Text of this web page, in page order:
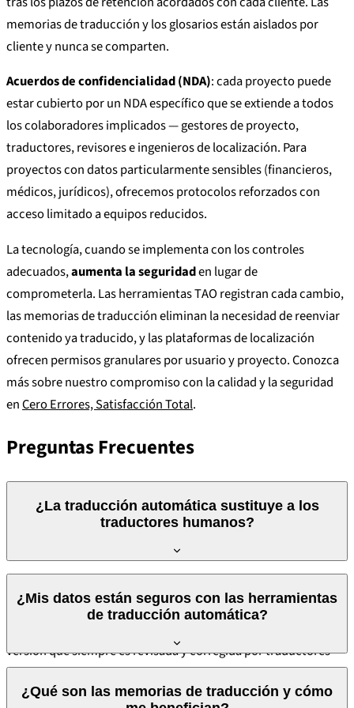
memorias de traducción y los glosarios están aislados por
cliente y nunca se comparten.
Acuerdos de confidencialidad (NDA): cada proyecto puede
estar cubierto por un NDA específico que se extiende a todos
los colaboradores implicados — gestores de proyecto,
traductores, revisores e ingenieros de localización. Para
proyectos con datos particularmente sensibles (financieros,
médicos, jurídicos), ofrecemos protocolos reforzados con
acceso limitado a equipos reducidos.
La tecnología, cuando se implementa con los controles
adecuados,aumenta la seguridaden lugar de
comprometerla. Las herramientas TAO registran cada cambio,
las memorias de traducción eliminan la necesidad de reenviar
contenido ya traducido, y las plataformas de localización
ofrecen permisos granulares por usuario y proyecto. Conozca
más sobre nuestro compromiso con la calidad y la seguridad
enCero Errores, Satisfacción Total.
Preguntas Frecuentes
¿La traducción automática sustituye a los
traductores humanos?
el trabajo, pero no sustituye el juicio humano. En M21Global,
versión que siempre es revisada y corregida por traductores
profesionales — nunca entregamos output automático sin
posedición humana. La IA acelera la entrega; los traductores
¿Mis datos están seguros con las herramientas
de traducción automática?
traducción automática privados — nunca herramientas
¿Qué son las memorias de traducción y cómo